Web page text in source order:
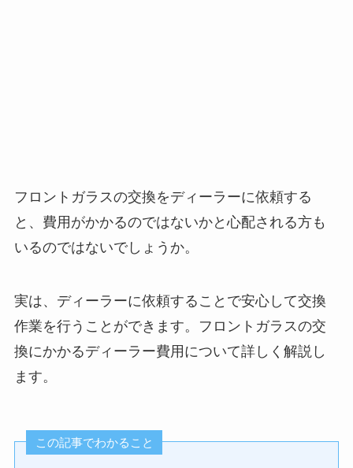
フロントガラスの交換をディーラーに依頼する
と、費用がかかるのではないかと心配される方も
いるのではないでしょうか。
実は、ディーラーに依頼することで安心して交換
作業を行うことができます。フロントガラスの交
換にかかるディーラー費用について詳しく解説し
ます。
この記事でわかること